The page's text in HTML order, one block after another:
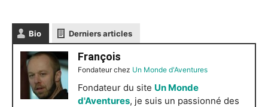
Bio Derniers articles
François
Fondateurchez Un Monde d'Aventures
Fondateur du site Un Monde
d'Aventures, je suis un passionné des